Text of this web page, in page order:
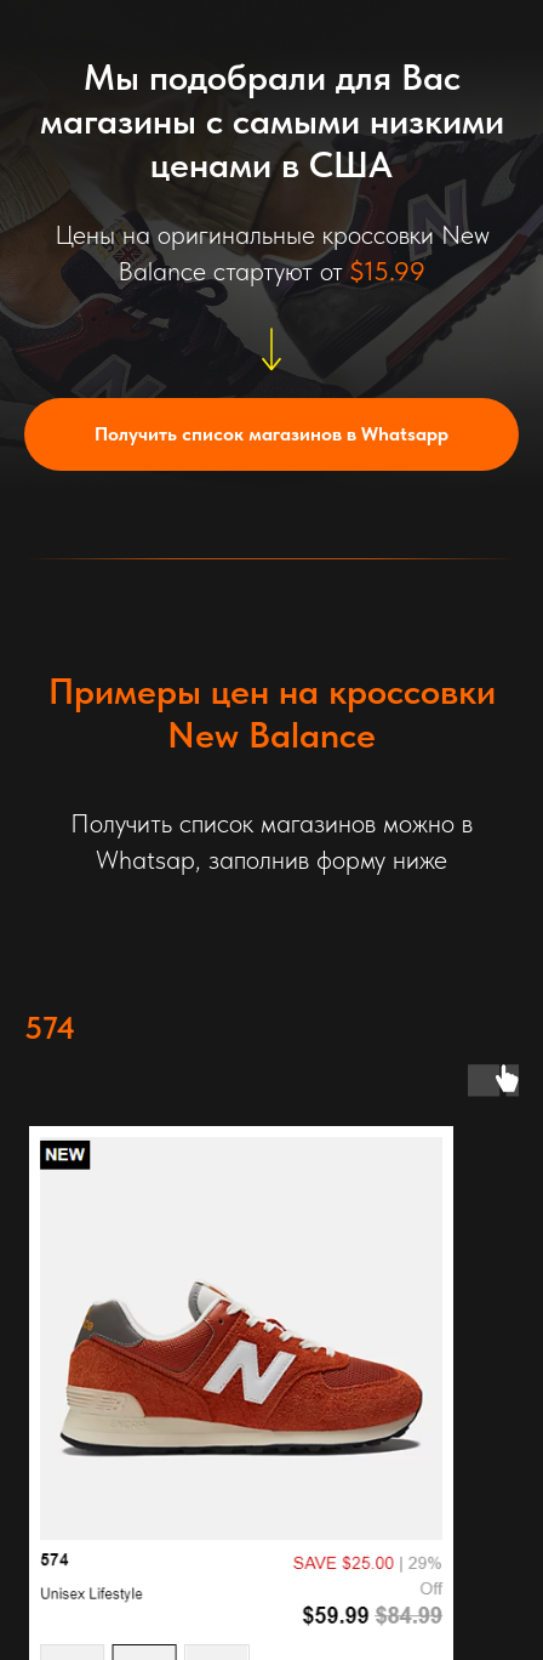
Мы подобрали для Вас
магазины с самыми низкими
ценами в США
Цены на оригинальные кроссовки New
Balance стартуют от$15.99
Получить список магазинов в Whatsapp
Примеры цен на кроссовки
New Balance
Получить список магазинов можно в
Whatsap, заполнив форму ниже
574